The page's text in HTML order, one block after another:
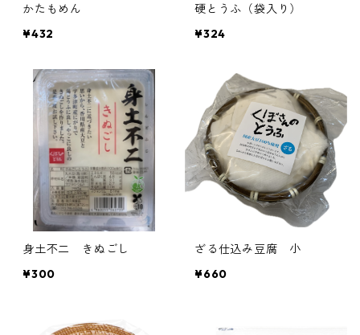
かたもめん
¥432
硬とうふ（袋入り）
¥324
身土不二 きぬごし
¥300
ざる仕込み豆腐 小
¥660